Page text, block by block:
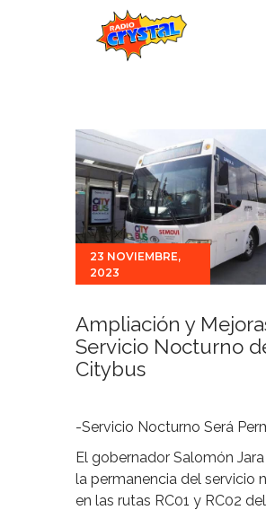
Estaciones
Eventos
Promociones
Noticias
Para ti
23 NOVIEMBRE,
2023
Ampliación y
Servicio Nocturno
Citybus
-Servicio Nocturno Será
El gobernador Salomón
la permanencia del servicio
en las rutas RC01 y RC02